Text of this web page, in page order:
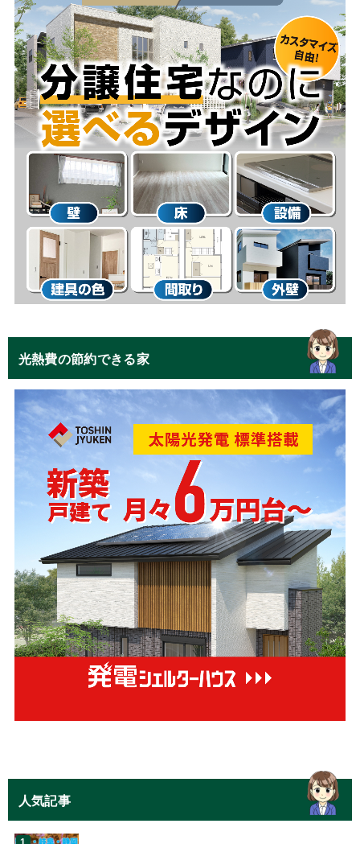
光熱費の節約できる家
人気記事